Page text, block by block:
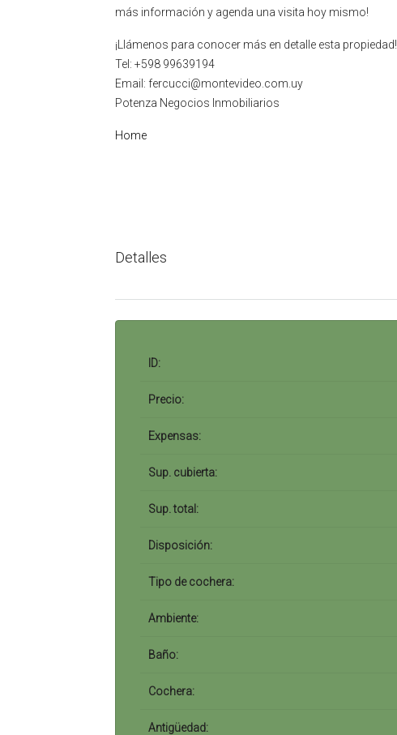
más información y agenda una visita hoy mismo!
¡Llámenos para conocer más en detalle esta propiedad!
Tel: +598 99639194
Email: fercucci@montevideo.com.uy
Potenza Negocios Inmobiliarios
Home
Detalles
ID:
Precio:
Expensas:
Sup. cubierta:
Sup. total:
Disposición:
Tipo de cochera:
Ambiente:
Baño:
Cochera:
Antigüedad: